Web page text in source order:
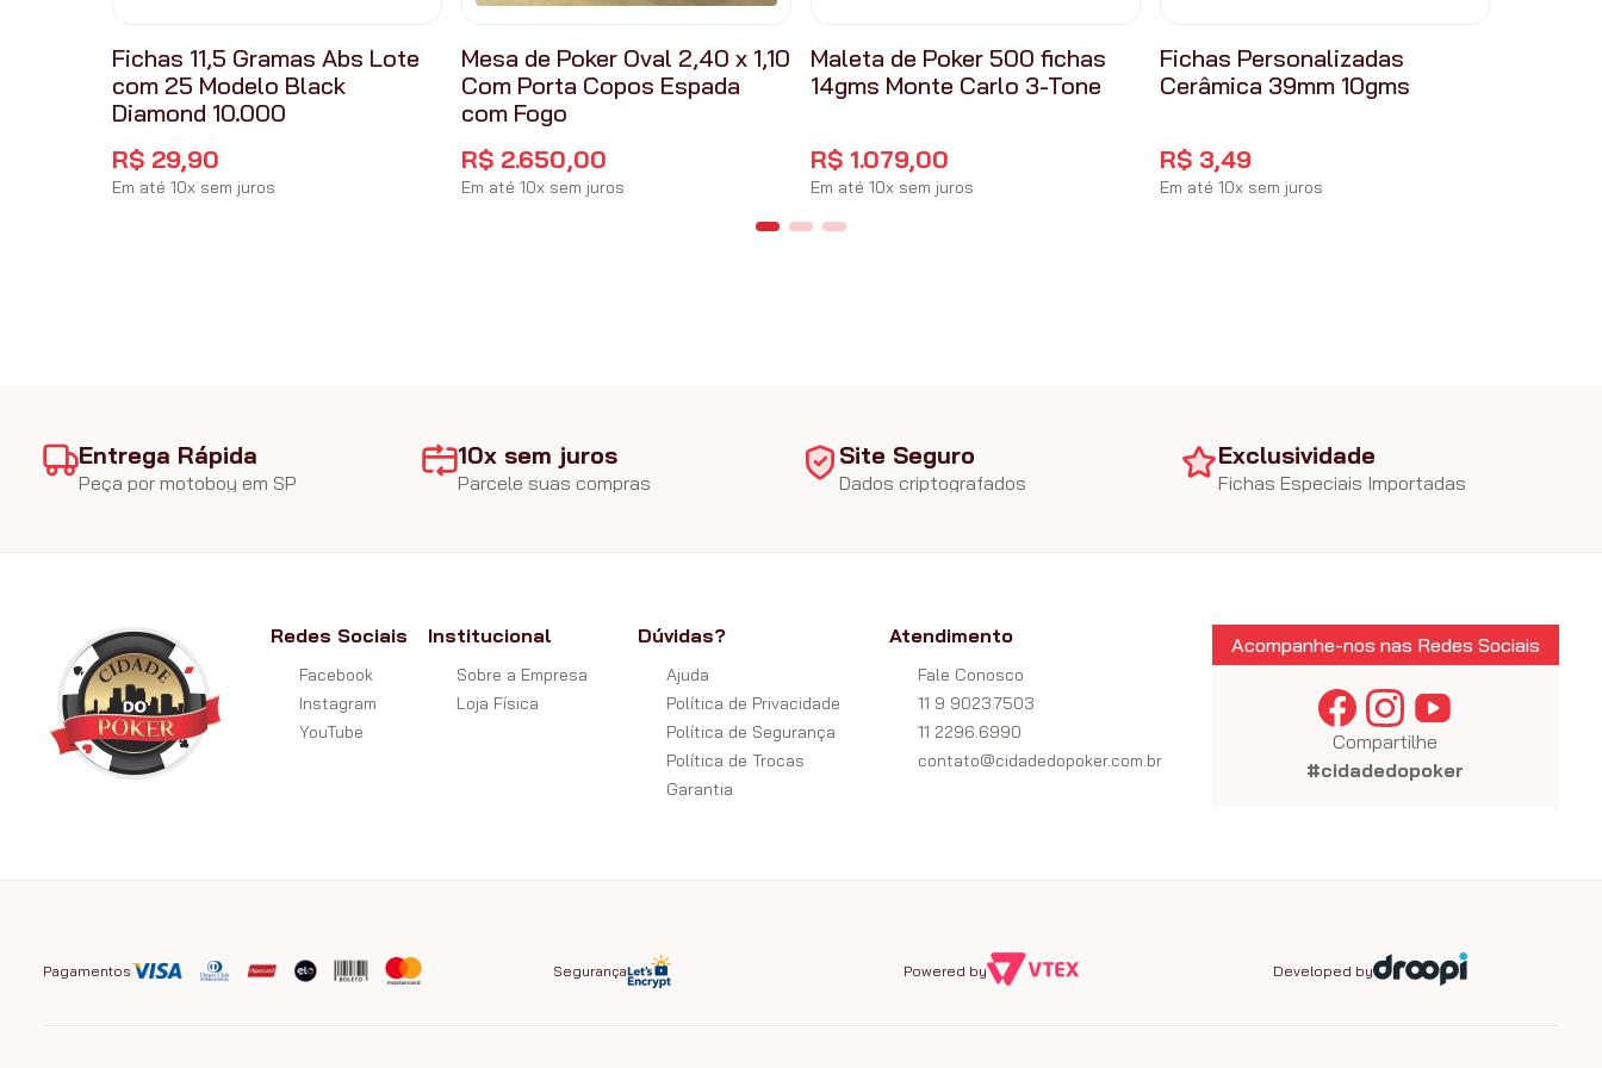
Fichas 11,5 Gramas Abs Lote
com 25 Modelo Black
Diamond 10.000
R$ 29,90
Em até10x sem juros
Mesa de Poker Oval 2,40 x 1,10
Com Porta Copos Espada
com Fogo
R$ 2.650,00
Em até10x sem juros
Maleta de Poker 500 fichas
14gms Monte Carlo 3-Tone
R$ 1.079,00
Em até10x sem juros
Fichas Personalizadas
Cerâmica 39mm 10gms
R$ 3,49
Em até10x sem juros
Entrega Rápida
Peça por motoboy em SP
10x sem juros
Parcele suas compras
Site Seguro
Dados criptografados
Exclusividade
Fichas Especiais Importadas
Redes Sociais
Facebook
Instagram
YouTube
Institucional
Sobre a Empresa
Loja Física
Dúvidas?
Ajuda
Política de Privacidade
Política de Segurança
Política de Trocas
Garantia
Atendimento
Fale Conosco
11 9 9023.7503
11 2296.6990
contato@cidadedopoker.com.br
Acompanhe-nos nas Redes Sociais
Compartilhe
#cidadedopoker
Pagamentos Segurança Powered by Developed by